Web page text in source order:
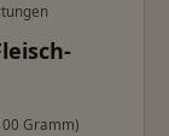
von 4.98
Gramm)